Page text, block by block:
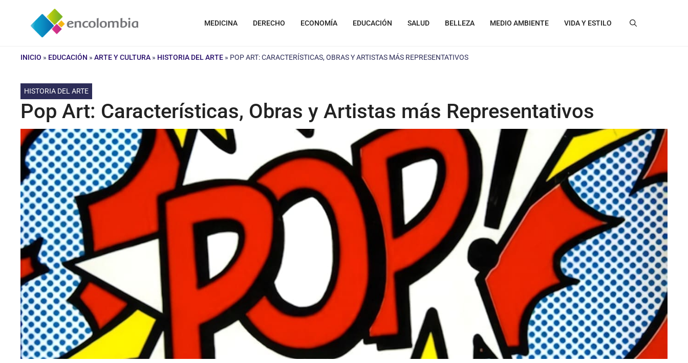
contenido
MEDICINA DERECHO ECONOMÍA EDUCACIÓN SALUD BELLEZA MEDIO AMBIENTE VIDA Y ESTILO
INICIO » EDUCACIÓN » ARTE Y CULTURA » HISTORIA DEL ARTE » POP ART: CARACTERÍSTICAS, OBRAS Y ARTISTAS MÁS REPRESENTATIVOS
HISTORIA DEL ARTE
Pop Art: Características, Obras y Artistas más Representativos